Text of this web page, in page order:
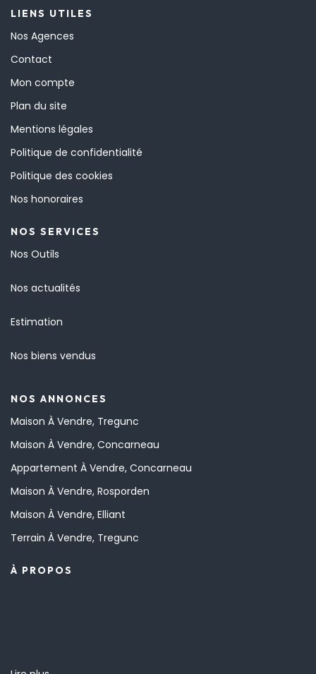
LIENS UTILES
Nos Agences
Contact
Mon compte
Plan du site
Mentions légales
Politique de confidentialité
Politique des cookies
Nos honoraires
NOS SERVICES
Nos Outils
Nos actualités
Estimation
Nos biens vendus
NOS ANNONCES
Maison À Vendre, Tregunc
Maison À Vendre, Concarneau
Appartement À Vendre, Concarneau
Maison À Vendre, Rosporden
Maison À Vendre, Elliant
Terrain À Vendre, Tregunc
À PROPOS